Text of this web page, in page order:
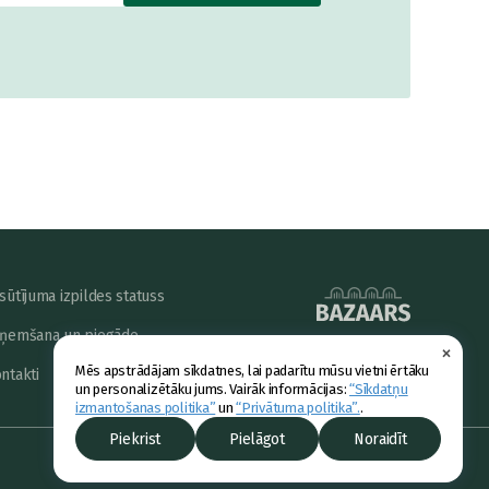
×
Mēs apstrādājam sīkdatnes, lai padarītu mūsu vietni ērtāku
un personalizētāku jums. Vairāk informācijas:“Sīkdatņu
izmantošanas politika” un“Privātuma politika”..
Piekrist Pielāgot Noraidīt
izpildes statuss
un piegāde